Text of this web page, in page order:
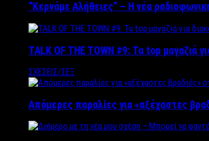
“Kερνάμε Αλήθειες” – Η νέα
TALK OF THE TOWN #9: Τα top μαγαζιά
ΣΧΕΣΕΙΣ/ΣΕΞ
Απόμερες παραλίες για «αξέχαστες